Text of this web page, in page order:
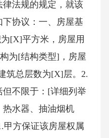
法规的规定，就该
协议：一、房屋基
[X]平方米，房屋用
为[结构类型]，房屋
筑总层数为[X]层。2.
不限于：[详细列举
热水器、抽油烟机
甲方保证该房屋权属